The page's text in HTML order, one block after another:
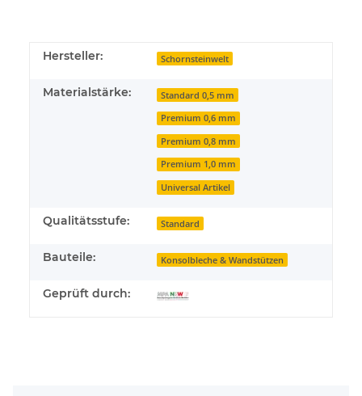
Hersteller: Schornsteinwelt
Materialstärke: Standard 0,5 mm
Premium 0,6 mm
Premium 0,8 mm
Premium 1,0 mm
Universal Artikel
Qualitätsstufe: Standard
Bauteile: Konsolbleche & Wandstützen
Geprüft durch: